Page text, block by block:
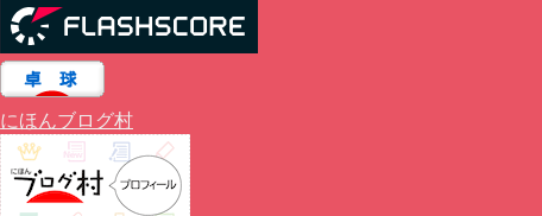
にほんブログ村